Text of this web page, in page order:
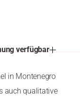
verfügbar
in Montenegro
auch qualitative